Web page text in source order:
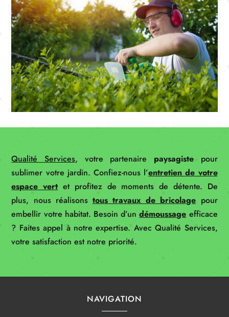
Qualité Services, votre partenaire paysagistepour
sublimer votre jardin. Confiez-nous l’entretien de votre
espace vert et profitez de moments de détente. De
plus, nous réalisons tous travaux de bricolage pour
embellir votre habitat. Besoin d’undémoussage efficace
? Faites appel à notre expertise. Avec Qualité Services,
votre satisfaction est notre priorité.
NAVIGATION